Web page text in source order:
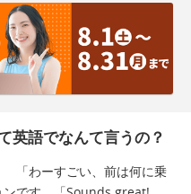
英語でなんて言うの？
「わーすごい、前は何に乗